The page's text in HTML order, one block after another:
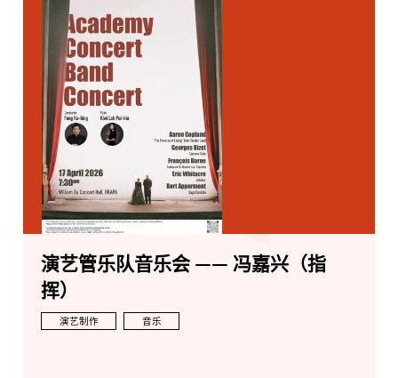
演艺管乐队音乐会 —— 冯嘉兴（指
挥）
演艺制作 音乐